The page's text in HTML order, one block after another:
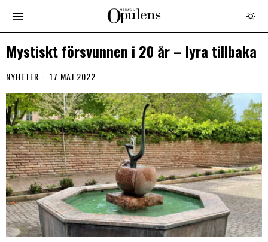
Mystiskt försvunnen i 20 år – lyra tillbaka
NYHETER 17 MAJ 2022